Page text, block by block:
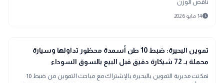
ناقص الوزن
schedule14 مايو 2026
location_city
تموين البحيرة: ضبط 10 طن أسمدة محظور تداولها وسيارة
محملة بـ 72 شيكارة دقيق قبل البيع بالسوق السوداء
تمكنت مديرية التموين بالبحيرة بالإشتراك مع مباحث التموين من ضبط 10